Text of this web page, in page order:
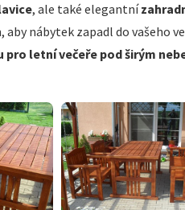
, ale také elegantní
nábytek zapadl do vašeho
letní večeře pod širým